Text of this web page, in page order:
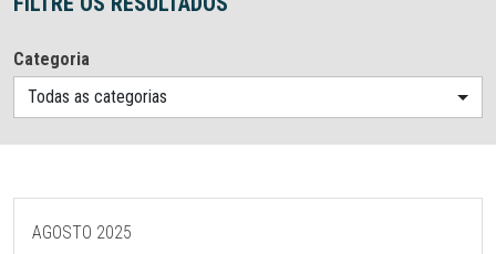
Categoria
Todas as categorias
AGOSTO 2025